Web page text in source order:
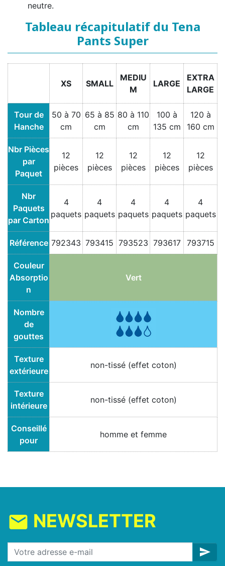
neutre.
Tableau récapitulatif du Tena
Pants Super
XS SMALL
MEDIU
M
LARGE
EXTRA
LARGE
Tour de
Hanche
50 à 70
cm
65 à 85
cm
80 à 110
cm
100 à
135 cm
120 à
160 cm
Nbr Pièces
par
Paquet
12
pièces
12
pièces
12
pièces
12
pièces
12
pièces
Nbr
Paquets
par Carton
4
paquets
4
paquets
4
paquets
4
paquets
4
paquets
Référence 792343 793415 793523 793617 793715
Couleur
Absorptio
n
Vert
Nombre
de
gouttes
Texture
extérieure
non-tissé (effet coton)
Texture
intérieure
non-tissé (effet coton)
Conseillé
pour
homme et femme
mail NEWSLETTER
send